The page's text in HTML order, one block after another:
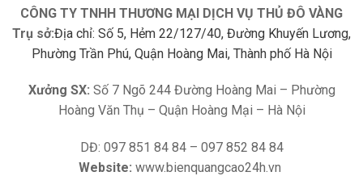
CÔNG TY TNHH THƯƠNG MẠI DỊCH VỤ THỦ ĐÔ VÀNG
Trụ sở:Địa chỉ: Số 5, Hẻm 22/127/40, Đường Khuyến Lương,
Phường Trần Phú, Quận Hoàng Mai, Thành phố Hà Nội
Xưởng SX: Số 7 Ngõ 244 Đường Hoàng Mai – Phường
Hoàng Văn Thụ – Quận Hoàng Mại – Hà Nội
DĐ: 097 851 84 84 – 097 852 84 84
Website: www.bienquangcao24h.vn